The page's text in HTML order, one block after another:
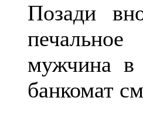
Позади
мужчина в
банкомат